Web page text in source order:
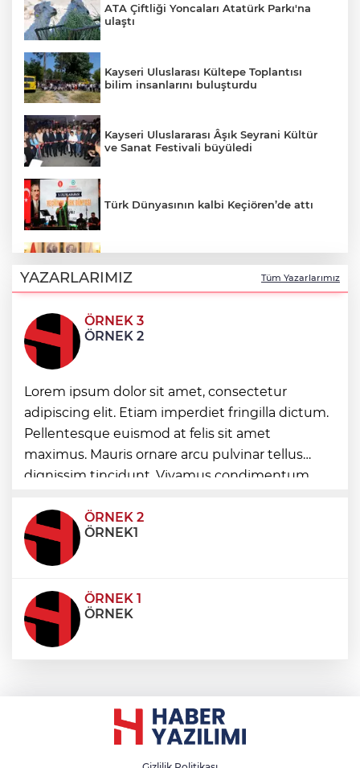
ATA Çiftliği Yoncaları Atatürk Parkı'na
ulaştı
Kayseri Uluslarası Kültepe Toplantısı
bilim insanlarını buluşturdu
Kayseri Uluslararası Âşık Seyrani Kültür
ve Sanat Festivali büyüledi
Türk Dünyasının kalbi Keçiören’de attı
Faili meçhul 2 cinayet daha aydınlatıldı
Hakkâri’de JİHA destekli operasyon
Nevşehir Kültür Yolu'nda etkinlikler
peşpeşe yapıldı
Maltepe’de, Süreyya Plajı’nda müzik
ziyafeti
YAZARLARIMIZ Tüm Yazarlarımız
ÖRNEK 3
ÖRNEK 2
Lorem ipsum dolor sit amet, consectetur
adipiscing elit. Etiam imperdiet fringilla dictum.
Pellentesque euismod at felis sit amet
maximus. Mauris ornare arcu pulvinar tellus
dignissim tincidunt. Vivamus condimentum
condimentum eros et, faucibus sapien. Praese
ÖRNEK 2
ÖRNEK1
ÖRNEK 1
ÖRNEK